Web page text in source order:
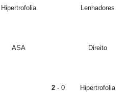
Hipertrofolia Lenhadores
ASA Direito
2- 0 Hipertrofolia